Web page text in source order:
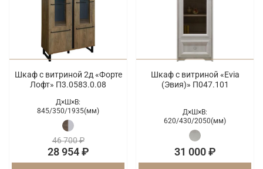
Шкаф с витриной 2д «Форте
Лофт» П3.0583.0.08
Д×Ш×В:
845/350/1935(мм)
46 700 ₽
28 954 ₽
Шкаф с витриной «Evia
(Эвия)» П047.101
Д×Ш×В:
620/430/2050(мм)
31 000 ₽